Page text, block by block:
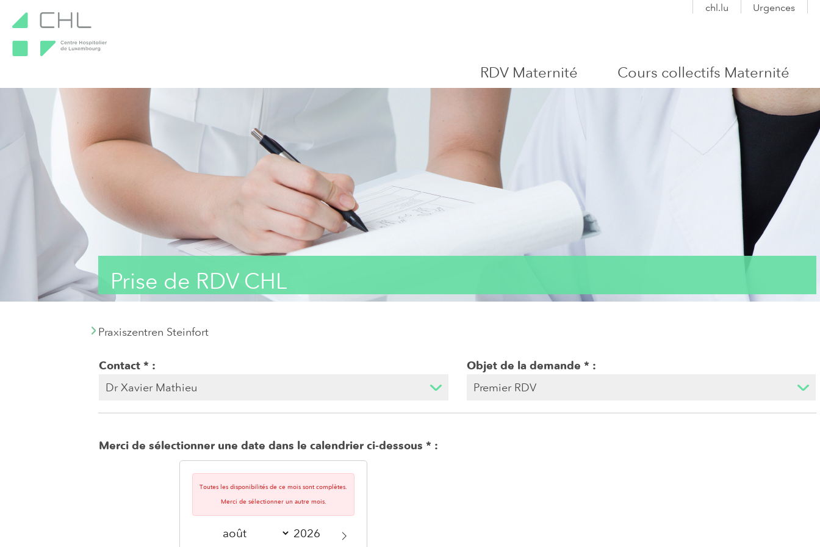
chl.lu Urgences
RDV Maternité Cours collectifs Maternité
Prise de RDV CHL
Praxiszentren Steinfort
Contact Objet de la demande
Merci de sélectionner une date dans le calendrier ci-dessous
Toutes les disponibilités de ce mois sont complètes.
Merci de sélectionner un autre mois.